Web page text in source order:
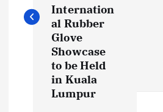
t
Internation
al Rubber
Glove
Showcase
to be Held
in Kuala
Lumpur